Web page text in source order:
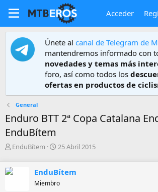
Acceder
Únete al canal de Telegram de
mantendremos informado con
novedades y temas más
foro, así como todos los
ofertas en productos de
General
Enduro BTT 2ª Copa Catalana
EnduBítem
A
o
EnduBítem
F
h
a
25 Abril 2015
EnduBítem
Miembro